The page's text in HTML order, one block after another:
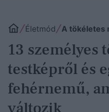
Életmód A tökéletes
13 személyes
testképről és
fehérnemű,